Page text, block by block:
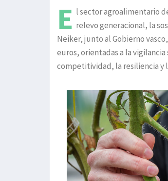
E l sector agroalimentario
relevo generacional, la
Neiker, junto al Gobierno
euros, orientadas a la
competitividad, la resiliencia y